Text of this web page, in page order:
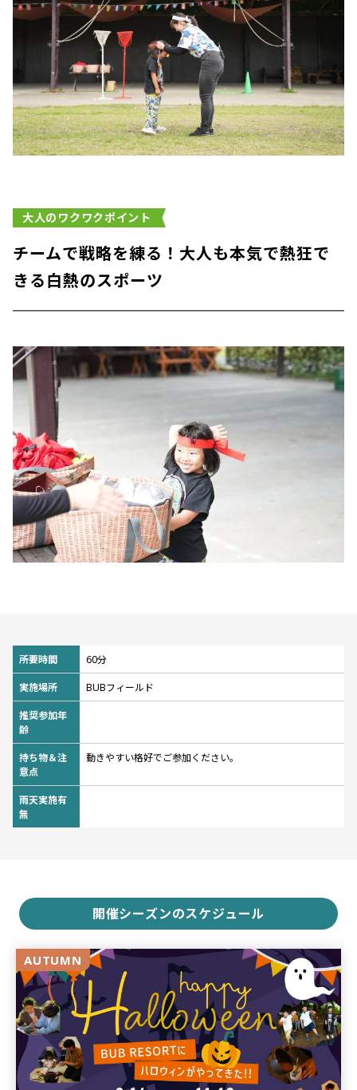
大人のワクワクポイント
チームで戦略を練る！大人も本気で熱狂で
きる白熱のスポーツ
所要時間 60分
実施場所 BUBフィールド
推奨参加年
齢
持ち物＆注
意点
動きやすい格好でご参加ください。
雨天実施有
無
開催シーズンのスケジュール
AUTUMN